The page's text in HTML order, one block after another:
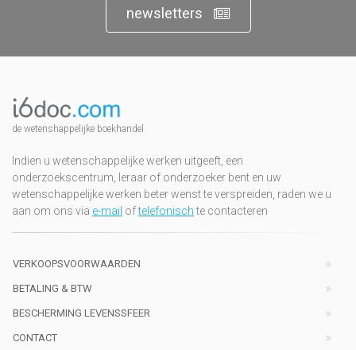
newsletters
de wetenshappelijke boekhandel
Indien u wetenschappelijke werken uitgeeft, een
onderzoekscentrum, leraar of onderzoeker bent en uw
wetenschappelijke werken beter wenst te verspreiden, raden we u
aan om ons via e-mail oftelefonischte contacteren
VERKOOPSVOORWAARDEN
BETALING & BTW
BESCHERMING LEVENSSFEER
CONTACT